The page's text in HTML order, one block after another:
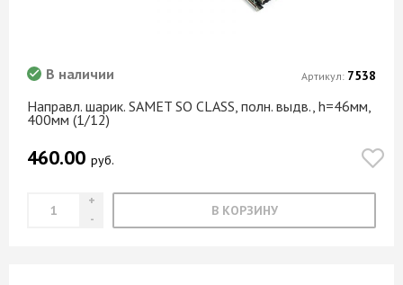
Направл. шарик. SAMET SO CLASS, полн. выдв., h=46мм,
400мм (1/12)
В наличии
460.00 руб.
В КОРЗИНУ
Артикул: 7538